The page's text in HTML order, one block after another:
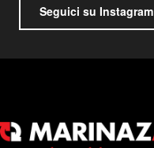
Seguici su Instagram